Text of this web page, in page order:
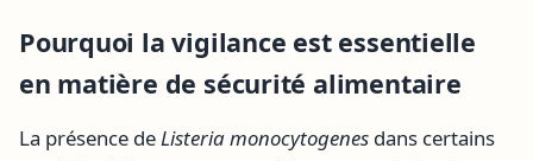
Pourquoi la vigilance est essentielle
en matière de sécurité alimentaire
La présence deListeria monocytogenes dans certains